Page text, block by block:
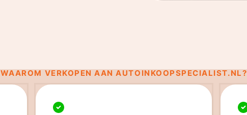
WAAROM VERKOPEN AAN AUTOINKOOPSPECIALIST.NL?